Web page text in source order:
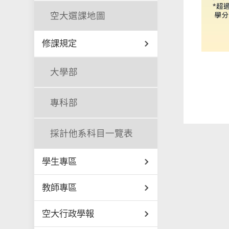
空大選課地圖
修課規定
大學部
專科部
採計他系科目一覽表
學生專區
教師專區
空大行政學報